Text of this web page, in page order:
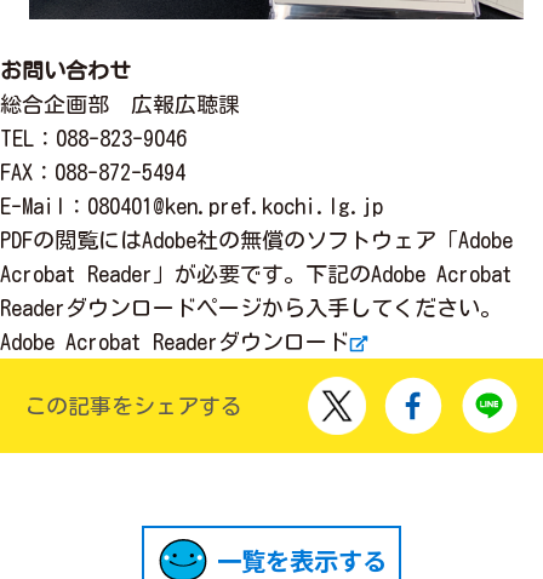
お問い合わせ
総合企画部 広報広聴課
TEL
：088-823-9046
FAX ：088-872-5494
E-Mail
： 080401@ken.pref.kochi.lg.jp
PDFの閲覧にはAdobe社の無償のソフトウェア「Adobe
Acrobat Reader」が必要です。下記のAdobe Acrobat
Readerダウンロードページから入手してください。
Adobe Acrobat Readerダウンロード
この記事をシェアする
一覧を表示する